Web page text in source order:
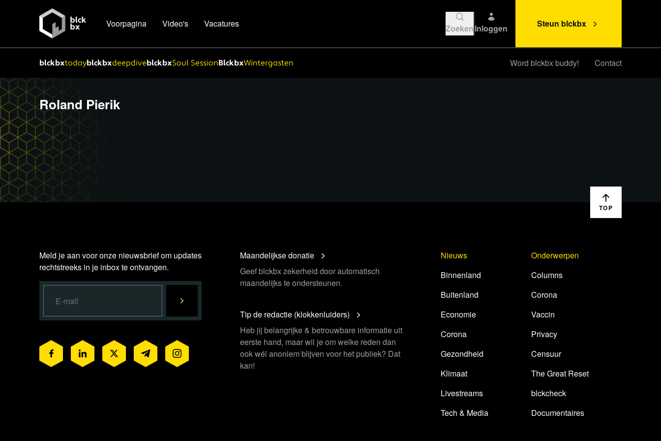
Voorpagina Video's Vacatures ZoekenInloggen Steun blckbx
blckbxtodayblckbxdeepdiveblckbxSoul SessionBlckbxWintergasten Word blckbx buddy! Contact
Roland Pierik
TOP
Meld je aan voor onze nieuwsbrief om updates
rechtstreeks in je inbox te ontvangen.
Maandelijkse donatie
Geef blckbx zekerheid door automatisch
maandelijks te ondersteunen.
Tip de redactie (klokkenluiders)
Heb jij belangrijke & betrouwbare informatie uit
eerste hand, maar wil je om welke reden dan
ook wél anoniem blijven voor het publiek? Dat
kan!
Nieuws
Binnenland
Buitenland
Economie
Corona
Gezondheid
Klimaat
Livestreams
Tech & Media
Onderwerpen
Columns
Corona
Vaccin
Privacy
Censuur
The Great Reset
blckcheck
Documentaires